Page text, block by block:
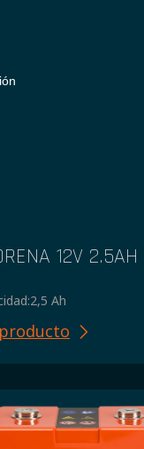
12V 2.5AH
2,5 Ah